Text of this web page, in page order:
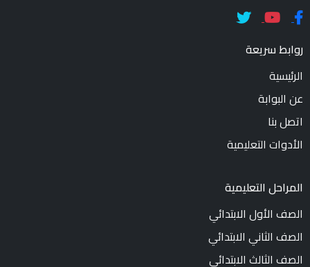
روابط سريعة
الرئيسية
عن البوابة
اتصل بنا
الأدوات التعليمية
المراحل التعليمية
الصف الأول الابتدائي
الصف الثاني الابتدائي
الصف الثالث الابتدائي